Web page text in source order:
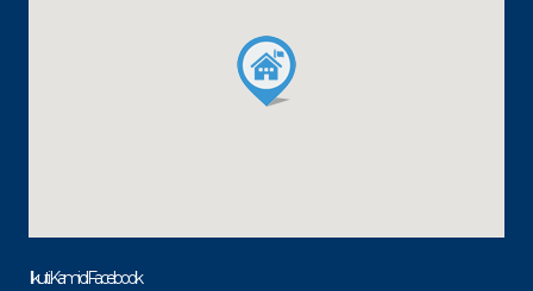
Ikuti Kami di Facebook